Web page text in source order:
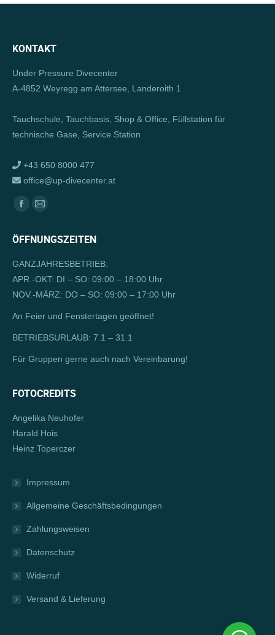
KONTAKT
Under Pressure Divecenter
A-4852 Weyregg am Attersee, Landeroith 1
Tauchschule, Tauchbasis, Shop & Office, Füllstation für
technische Gase, Service Station
+43 650 8000 477
office@up-divecenter.at
Finden Sie uns auf:
Facebook
opens
in
new
window
E-
page
opens
in
new
ÖFFNUNGSZEITEN
GANZJAHRESBETRIEB:
APR.-OKT: DI – SO: 09:00 – 18:00 Uhr
NOV.-MÄRZ: DO – SO: 09:00 – 17:00 Uhr
An Feier und Fenstertagen geöffnet!
BETRIEBSURLAUB: 7.1 – 31.1
Für Gruppen gerne auch nach Vereinbarung!
FOTOCREDITS
Angelika Neuhofer
Harald Hois
Heinz Toperczer
Impressum
Allgemeine Geschäftsbedingungen
Zahlungsweisen
Datenschutz
Widerruf
Versand & Lieferung